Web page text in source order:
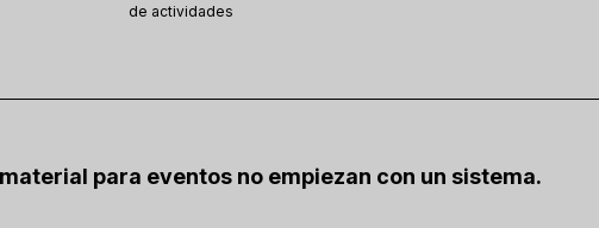
de actividades
para eventos no empiezan con un sistema.